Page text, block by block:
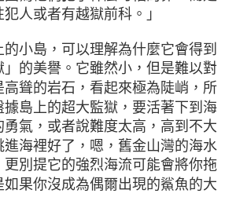
人或者有越獄前科。」
小島，可以理解為什麼它會得到
」的美譽。它雖然小，但是難以對
聳的岩石，看起來極為陡峭，所
島上的超大監獄，要活著下到海
氣，或者說難度太高，高到不大
進海裡好了，嗯，舊金山灣的海水
更別提它的強烈海流可能會將你拖
果你沒成為偶爾出現的鯊魚的大